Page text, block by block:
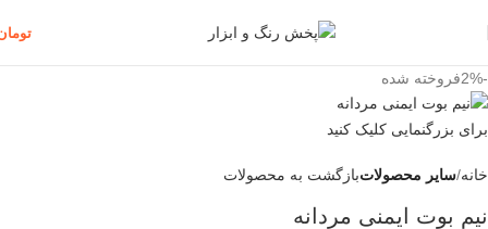
-2% فروخته شده
برای بزرگنمایی کلیک کنید
خانه سایر محصولاتبازگشت به محصولات
نیم بوت ایمنی مردانه